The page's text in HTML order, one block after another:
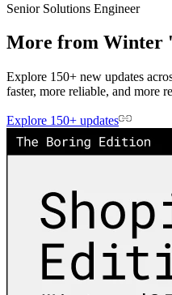
Senior Solutions Engineer
More from Winter
Explore 150+ new updates
faster, more reliable, and more
Explore 150+ updates